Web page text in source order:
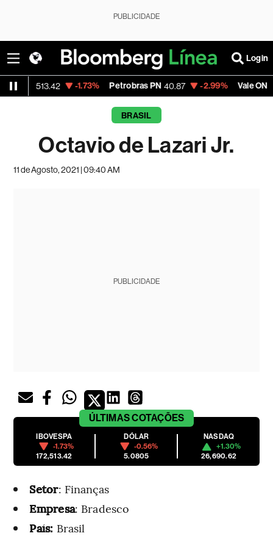
PUBLICIDADE
Login
-1.73% Petrobras PN 40.87 -2.99% Vale ON 74.97
BRASIL
Octavio de Lazari Jr.
11 de Agosto, 2021 | 09:40 AM
PUBLICIDADE
ÚLTIMASCOTAÇÕES
IBOVESPA
-1.73%
172,513.42
DÓLAR
-0.56%
5.0805
NASDAQ
+1.30%
26,690.62
Setor: Finanças
Empresa: Bradesco
País: Brasil